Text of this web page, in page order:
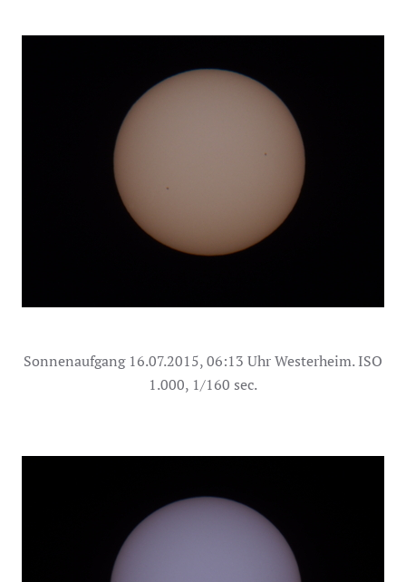
Sonnenaufgang 16.07.2015, 06:13 Uhr Westerheim. ISO
1.000, 1/160 sec.